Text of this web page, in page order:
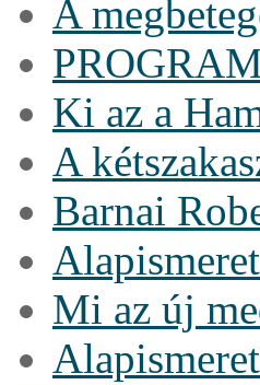
A
Ki az a
A
Barnai
Mi az új